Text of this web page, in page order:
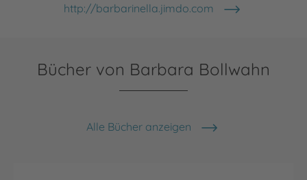
http://barbarinella.jimdo.com
Bücher von Barbara Bollwahn
Alle Bücher anzeigen